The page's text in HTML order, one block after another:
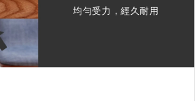
均勻受力，經久耐用